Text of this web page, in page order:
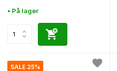
• På lager
SALE 25%